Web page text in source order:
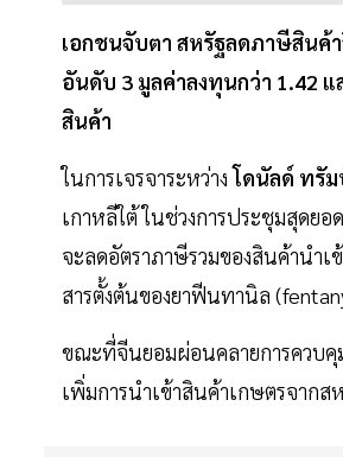
เอกชนจับตา สหรัฐลดภาษีสินค้
อันดับ 3 มูลค่าลงทุนกว่า 1.42
สินค้า
ในการเจรจาระหว่างโดนัลด์ ทรั
เกาหลีใต้ ในช่วงการประชุมสุดย
จะลดอัตราภาษีรวมของสินค้านำ
สารตั้งต้นของยาฟีนทานิล
ขณะที่จีนยอมผ่อนคลายการควบคุ
เพิ่มการนำเข้าสินค้าเกษตรจาก